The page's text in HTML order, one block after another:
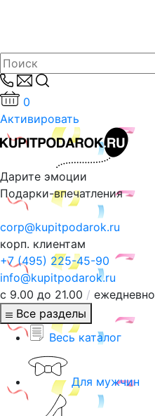
0
Активировать
Дарите эмоции
Подарки-впечатления
corp@kupitpodarok.ru
корп. клиентам
+7 (495) 225-45-90
info@kupitpodarok.ru
с 9.00 до 21.00 / ежедневно
Все разделы
Весь каталог
Для мужчин